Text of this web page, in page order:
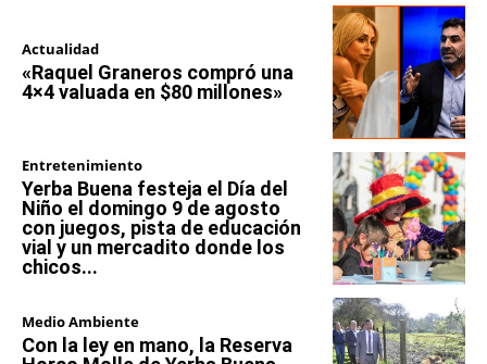
Actualidad
«Raquel Graneros compró una
4×4 valuada en $80 millones»
Entretenimiento
Yerba Buena festeja el Día del
Niño el domingo 9 de agosto
con juegos, pista de educación
vial y un mercadito donde los
chicos...
Medio Ambiente
Con la ley en mano, la Reserva